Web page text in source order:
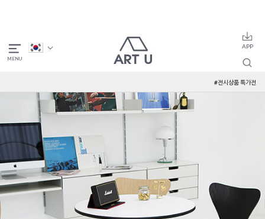
#전시상품 특가전